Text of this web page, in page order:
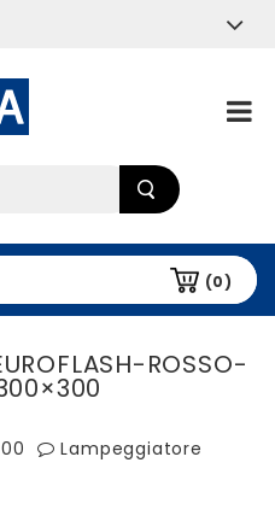
(0)
ROSSO-
Lampeggiatore